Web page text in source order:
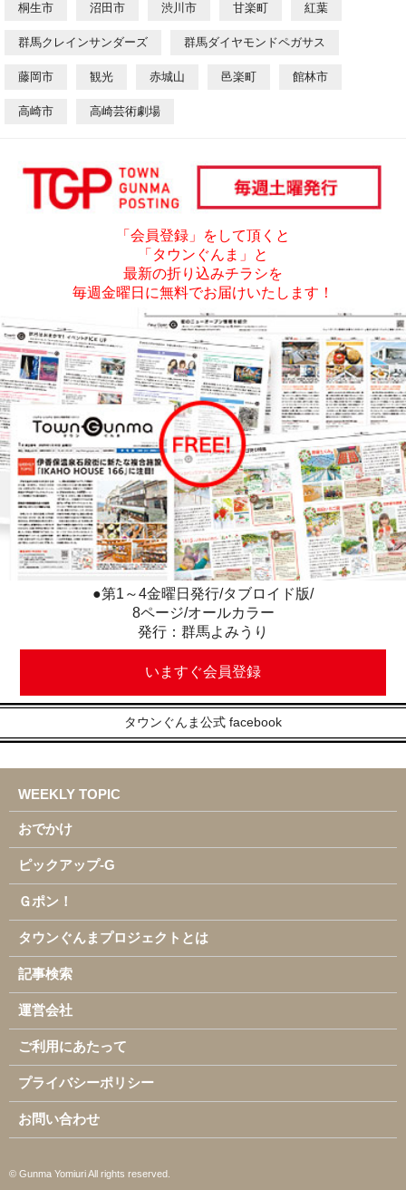
桐生市 沼田市 渋川市 甘楽町 紅葉
群馬クレインサンダーズ 群馬ダイヤモンドペガサス
藤岡市 観光 赤城山 邑楽町 館林市
高崎市 高崎芸術劇場
「会員登録」をして頂くと
「タウンぐんま」と
最新の折り込みチラシを
毎週金曜日に無料でお届けいたします！
●第1～4金曜日発行/タブロイド版/
8ページ/オールカラー
発行：群馬よみうり
いますぐ会員登録
タウンぐんま公式 facebook
WEEKLY TOPIC
おでかけ
ピックアップ-G
Ｇポン！
タウンぐんまプロジェクトとは
記事検索
運営会社
ご利用にあたって
プライバシーポリシー
お問い合わせ
© Gunma Yomiuri All rights reserved.